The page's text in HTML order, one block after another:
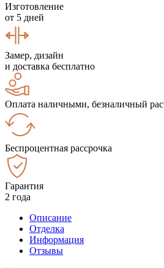
Изготовление
от 5 дней
Замер, дизайн
и доставка бесплатно
Оплата наличными, безналичный
Беспроцентная рассрочка
Гарантия
2 года
Описание
Отделка
Информация
Отзывы